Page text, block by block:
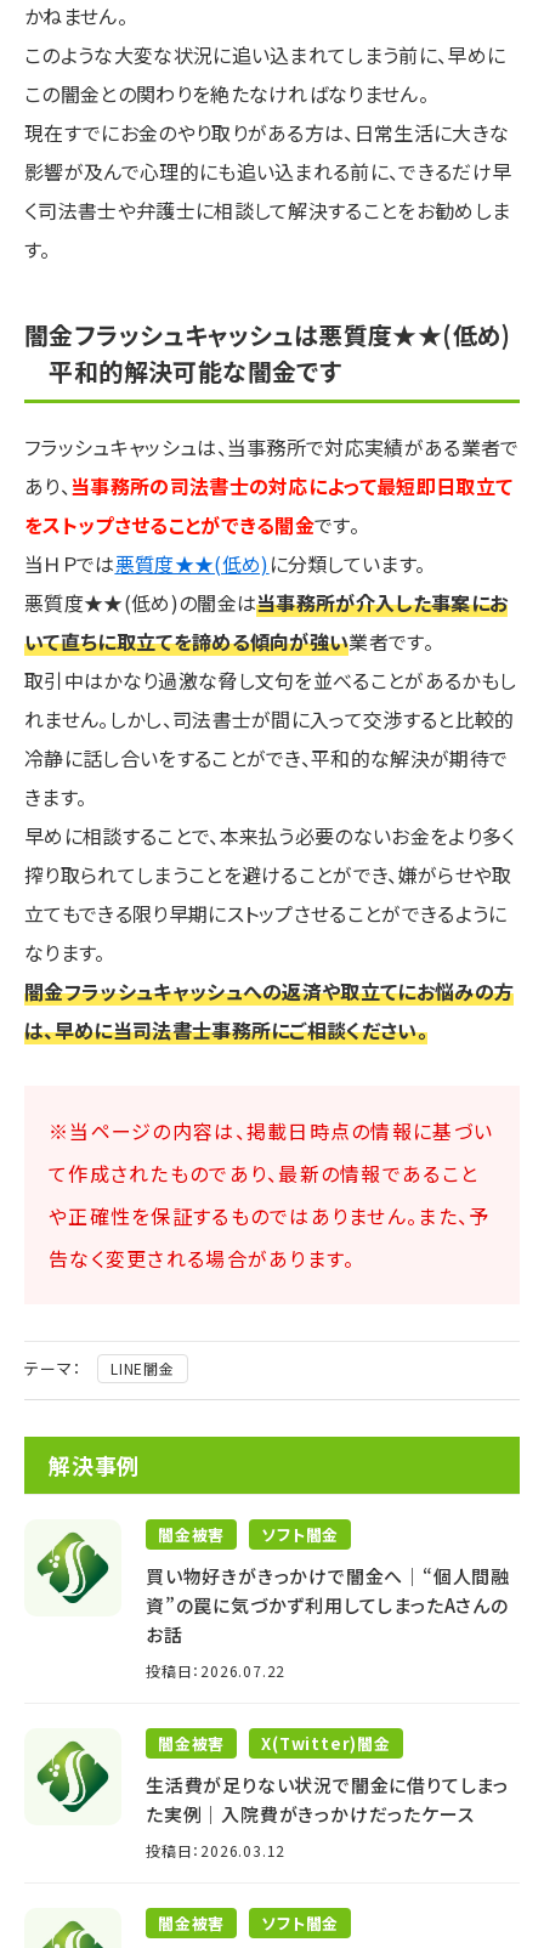
かねません。
このような大変な状況に追い込まれてしまう前に、早めに
この闇金との関わりを絶たなければなりません。
現在すでにお金のやり取りがある方は、日常生活に大きな
影響が及んで心理的にも追い込まれる前に、できるだけ早
く司法書士や弁護士に相談して解決することをお勧めしま
す。
闇金フラッシュキャッシュは悪質度★★(低め)
平和的解決可能な闇金です
フラッシュキャッシュは、当事務所で対応実績がある業者で
あり、当事務所の司法書士の対応によって最短即日取立て
をストップさせることができる闇金です。
当ＨＰでは悪質度★★(低め)に分類しています。
悪質度★★(低め)の闇金は当事務所が介入した事案にお
いて直ちに取立てを諦める傾向が強い業者です。
取引中はかなり過激な脅し文句を並べることがあるかもし
れません。しかし、司法書士が間に入って交渉すると比較的
冷静に話し合いをすることができ、平和的な解決が期待で
きます。
早めに相談することで、本来払う必要のないお金をより多く
搾り取られてしまうことを避けることができ、嫌がらせや取
立てもできる限り早期にストップさせることができるように
なります。
闇金フラッシュキャッシュへの返済や取立てにお悩みの方
は、早めに当司法書士事務所にご相談ください。
※当ページの内容は、掲載日時点の情報に基づい
て作成されたものであり、最新の情報であること
や正確性を保証するものではありません。また、予
告なく変更される場合があります。
テーマ： LINE闇金
解決事例
闇金被害 ソフト闇金
買い物好きがきっかけで闇金へ│“個人間融
資”の罠に気づかず利用してしまったAさんの
お話
投稿日：2026.07.22
闇金被害 X(Twitter)闇金
生活費が足りない状況で闇金に借りてしまっ
た実例｜入院費がきっかけだったケース
投稿日：2026.03.12
闇金被害 ソフト闇金